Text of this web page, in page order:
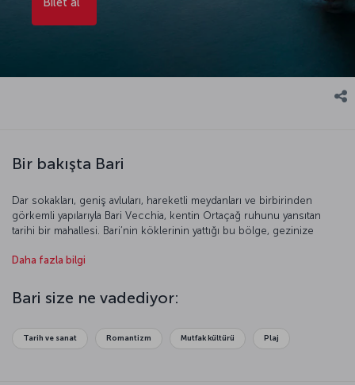
Bir bakışta Bari
Dar sokakları, geniş avluları, hareketli meydanları ve birbirinden
görkemli yapılarıyla Bari Vecchia, kentin Ortaçağ ruhunu yansıtan
tarihi bir mahallesi. Bari’nin köklerinin yattığı bu bölge, gezinize
Noel Baba’nın Türkiye’deki mezarından getirilen kalıntılarını
olağanüstü atmosferiyle Bari’nin en güzel yapılardan biri. Puglia
bölgesine özgü trullo evlerinin bulunduğu Alberobello ve Güney
için bir gününüzü mutlaka ayırın.
Daha fazla bilgi
Bari size ne vadediyor:
Tarih ve sanat Romantizm Mutfak kültürü Plaj